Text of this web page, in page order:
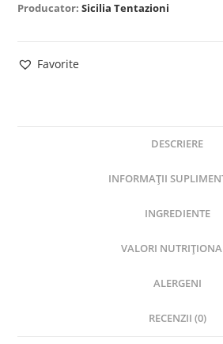
Producator:Sicilia Tentazioni
Favorite
DESCRIERE
INFORMAȚII
INGREDIENTE
VALORI
ALERGENI
RECENZII (0)